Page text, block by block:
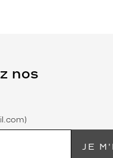
nos
JE